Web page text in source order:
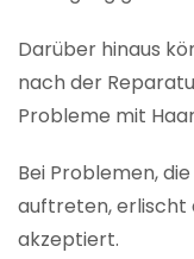
Darüber hinaus
nach der
Probleme mit
Bei Problemen,
auftreten, erlischt
akzeptiert.